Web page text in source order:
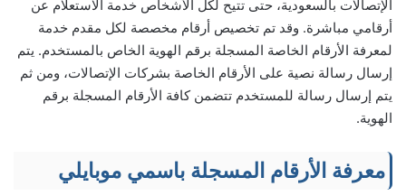
الإتصالات بالسعودية، حتى تتيح لكل الأشخاص خدمة الاستعلام عن
أرقامي مباشرة. وقد تم تخصيص أرقام مخصصة لكل مقدم خدمة
لمعرفة الأرقام الخاصة المسجلة برقم الهوية الخاص بالمستخدم. يتم
إرسال رسالة نصية على الأرقام الخاصة بشركات الإتصالات، ومن ثم
يتم إرسال رسالة للمستخدم تتضمن كافة الأرقام المسجلة برقم
الهوية.
معرفة الأرقام المسجلة باسمي موبايلي